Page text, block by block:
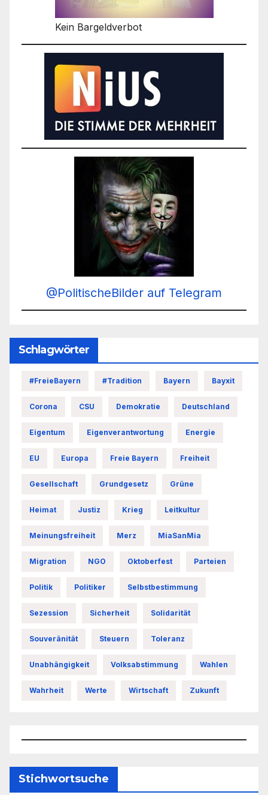
Kein Bargeldverbot
@PolitischeBilder auf Telegram
Schlagwörter
#FreieBayern #Tradition Bayern Bayxit
Corona CSU Demokratie Deutschland
Eigentum Eigenverantwortung Energie
EU Europa Freie Bayern Freiheit
Gesellschaft Grundgesetz Grüne
Heimat Justiz Krieg Leitkultur
Meinungsfreiheit Merz MiaSanMia
Migration NGO Oktoberfest Parteien
Politik Politiker Selbstbestimmung
Sezession Sicherheit Solidarität
Souveränität Steuern Toleranz
Unabhängigkeit Volksabstimmung Wahlen
Wahrheit Werte Wirtschaft Zukunft
Stichwortsuche